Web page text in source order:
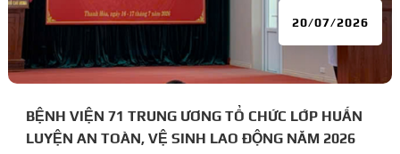
BỆNH VIỆN 71 TRUNG ƯƠNG TỔ CHỨC LỚP HUẤN
LUYỆN AN TOÀN, VỆ SINH LAO ĐỘNG NĂM 2026
20/07/2026